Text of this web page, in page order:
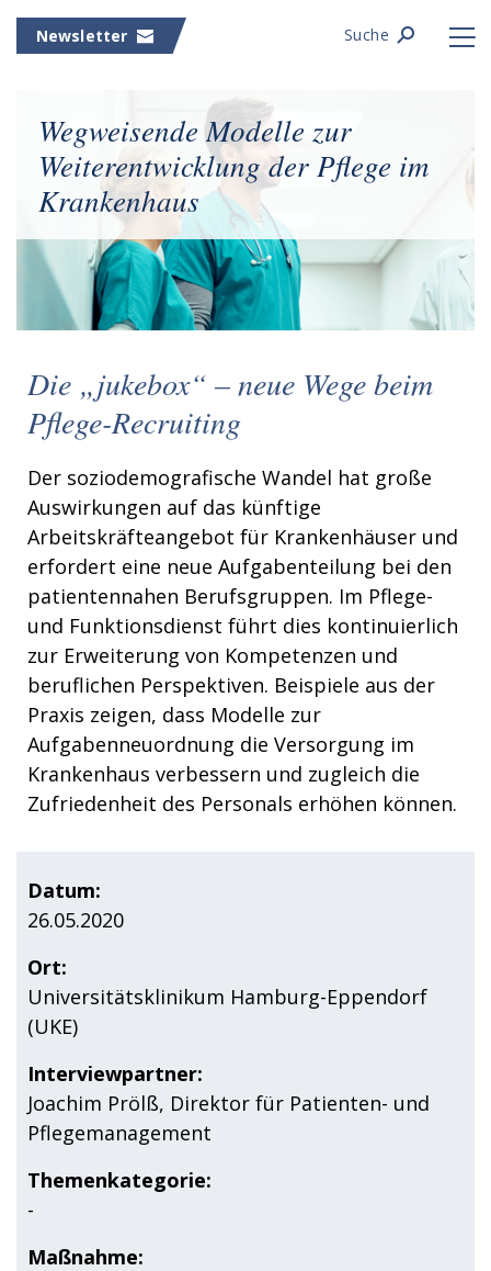
Newsletter Suche
Wegweisende Modelle zur
Weiterentwicklung der Pflege im
Krankenhaus
Die „jukebox“ – neue Wege beim
Pflege-Recruiting
Der soziodemografische Wandel hat große
Auswirkungen auf das künftige
Arbeitskräfteangebot für Krankenhäuser und
erfordert eine neue Aufgabenteilung bei den
patientennahen Berufsgruppen. Im Pflege-
und Funktionsdienst führt dies kontinuierlich
zur Erweiterung von Kompetenzen und
beruflichen Perspektiven. Beispiele aus der
Praxis zeigen, dass Modelle zur
Aufgabenneuordnung die Versorgung im
Krankenhaus verbessern und zugleich die
Zufriedenheit des Personals erhöhen können.
Datum:
26.05.2020
Ort:
Universitätsklinikum Hamburg-Eppendorf
(UKE)
Interviewpartner:
Joachim Prölß, Direktor für Patienten- und
Pflegemanagement
Themenkategorie:
-
Maßnahme: